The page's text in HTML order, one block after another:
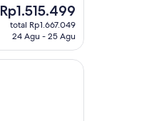
Harga
sekarang
Rp1.515.499
Rp1.515.499
total Rp1.667.049
24 Agu - 25 Agu